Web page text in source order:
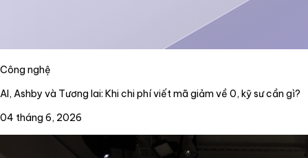
Công nghệ
AI, Ashby và Tương lai: Khi chi phí viết mã giảm về 0, kỹ sư cần gì?
04 tháng 6, 2026